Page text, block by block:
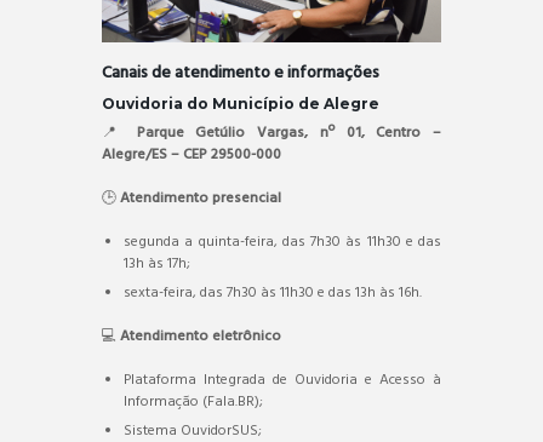
Canais de atendimento e informações
Ouvidoria do Município de Alegre
📍 Parque Getúlio Vargas, nº 01, Centro –
Alegre/ES – CEP 29500-000
🕒Atendimento presencial
segunda a quinta-feira, das 7h30 às 11h30 e das
13h às 17h;
sexta-feira, das 7h30 às 11h30 e das 13h às 16h.
💻 Atendimento eletrônico
Plataforma Integrada de Ouvidoria e Acesso à
Informação (Fala.BR);
Sistema OuvidorSUS;